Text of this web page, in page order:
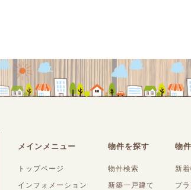
メインメニュー
トップページ
インフォメーション
物件を探す
物件検索
新築一戸建て
物
新
プ